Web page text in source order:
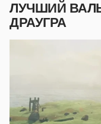
ЛУЧШИЙ
ДРАУГРА